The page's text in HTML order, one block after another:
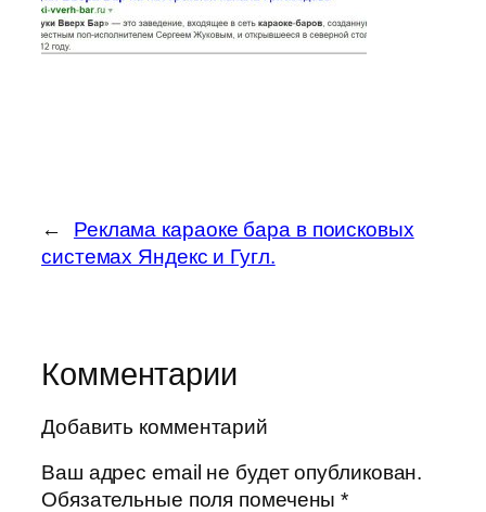
←
Реклама караоке бара в поисковых
системах Яндекс и Гугл.
Комментарии
Добавить комментарий
Ваш адрес email не будет опубликован.
Обязательные поля помечены*